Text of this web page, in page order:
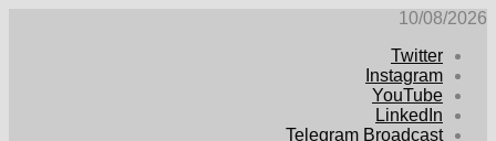
10/08/2026
Twitter
Instagram
YouTube
LinkedIn
Telegram Broadcast